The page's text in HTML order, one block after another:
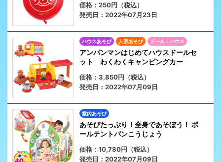
価格：250円（税込）
発売日：2022年07月23日
ハウスあそび 人形あそび ドール・ハウス
アンパンマンはじめてハウスドールセ
ット わくわくキャンピングカー
価格：3,850円（税込）
発売日：2022年07月09日
室内あそび
あそびたっぷり！全身であそぼう！ ボ
ールテントパンこうじょう
価格：10,780円（税込）
発売日：2022年07月09日